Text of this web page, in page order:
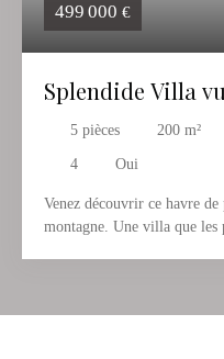
499 000 €
Splendide Villa
5 pièces 200 m²
4
Oui
Venez découvrir ce havre
montagne. Une villa que les
face à la mer et la nature